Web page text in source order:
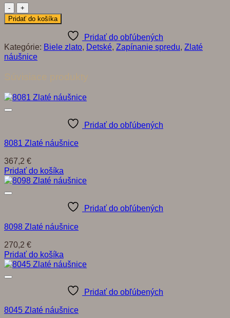
množstvo
8178
Zlaté
Pridať do košíka
Pridať do obľúbených
Kategórie: Biele zlato, Detské, Zapínanie spredu, Zlaté
náušnice
Súvisiace produkty
Pridať do obľúbených
8081 Zlaté náušnice
367,2 €
Pridať do košíka
Pridať do obľúbených
8098 Zlaté náušnice
270,2 €
Pridať do košíka
Pridať do obľúbených
8045 Zlaté náušnice